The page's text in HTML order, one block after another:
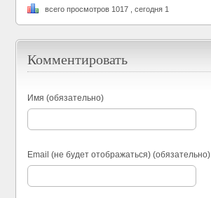
всего просмотров 1017 , сегодня 1
Комментировать
Имя (обязательно)
Email (не будет отображаться) (обязательно)